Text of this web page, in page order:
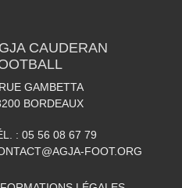
CAUDERAN
GAMBETTA
BORDEAUX
: 05 56 08 67 79
FOOT.ORG